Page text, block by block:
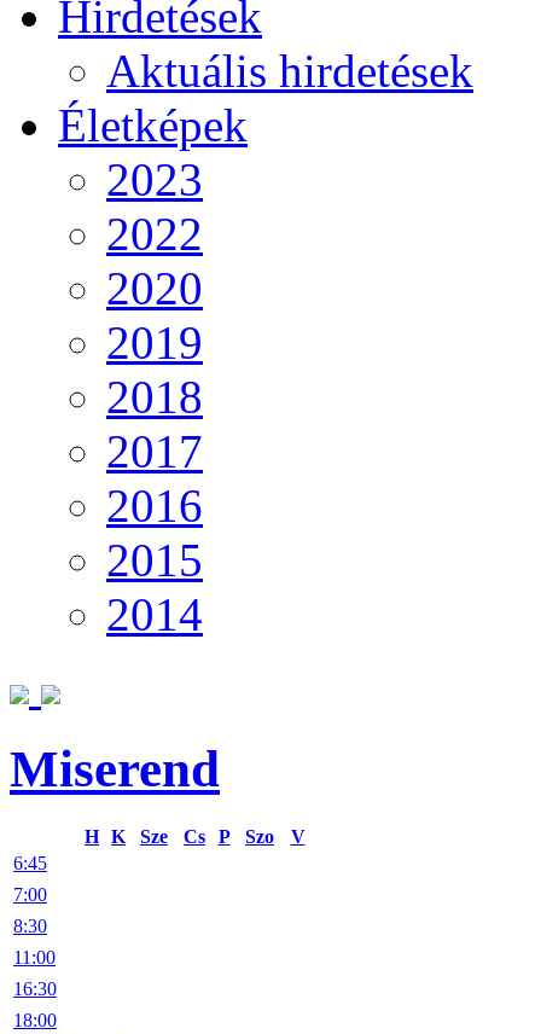
Hirdetések
Aktuális hirdetések
Életképek
2023
2022
2020
2019
2018
2017
2016
2015
2014
Miserend
H K Sze Cs P Szo
V
6:45
7:00
8:30
11:00
16:30
18:00